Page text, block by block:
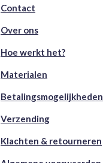
Contact
Over ons
Hoe werkt het?
Materialen
Betalingsmogelijkheden
Verzending
Klachten & retourneren